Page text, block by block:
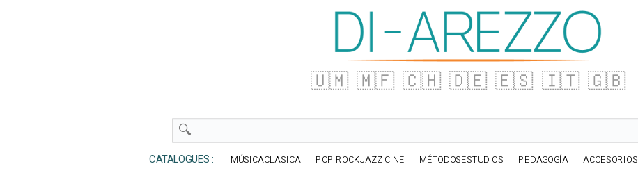
🇺🇲 🇲🇫 🇨🇭 🇩🇪 🇪🇸 🇮🇹 🇬🇧
CATALOGUES : MÚSICACLASICA POP ROCKJAZZ CINE MÉTODOSESTUDIOS PEDAGOGÍA ACCESORIOS